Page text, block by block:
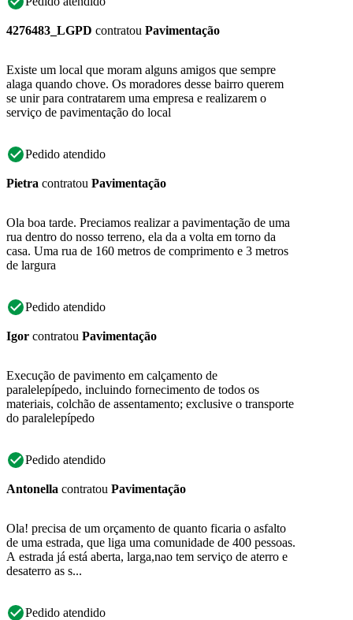
4276483_LGPD contratou Pavimentação
Existe um local que moram alguns amigos que sempre
alaga quando chove. Os moradores desse bairro querem
se unir para contratarem uma empresa e realizarem o
serviço de pavimentação do local
Pedido atendido
Pietra contratou Pavimentação
Ola boa tarde. Preciamos realizar a pavimentação de uma
rua dentro do nosso terreno, ela da a volta em torno da
casa. Uma rua de 160 metros de comprimento e 3 metros
de largura
Pedido atendido
Igor contratou Pavimentação
Execução de pavimento em calçamento de
paralelepípedo, incluindo fornecimento de todos os
materiais, colchão de assentamento; exclusive o transporte
do paralelepípedo
Pedido atendido
Antonella contratou Pavimentação
Ola! precisa de um orçamento de quanto ficaria o asfalto
de uma estrada, que liga uma comunidade de 400 pessoas.
A estrada já está aberta, larga,nao tem serviço de aterro e
desaterro as s...
Pedido atendido